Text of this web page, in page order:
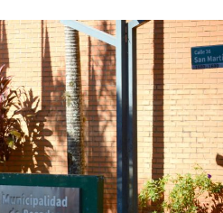
para que se estimule la
municipal detalló que
por día de
una oportunidad laboral.
recibimos más de mil
trabajamos con unas